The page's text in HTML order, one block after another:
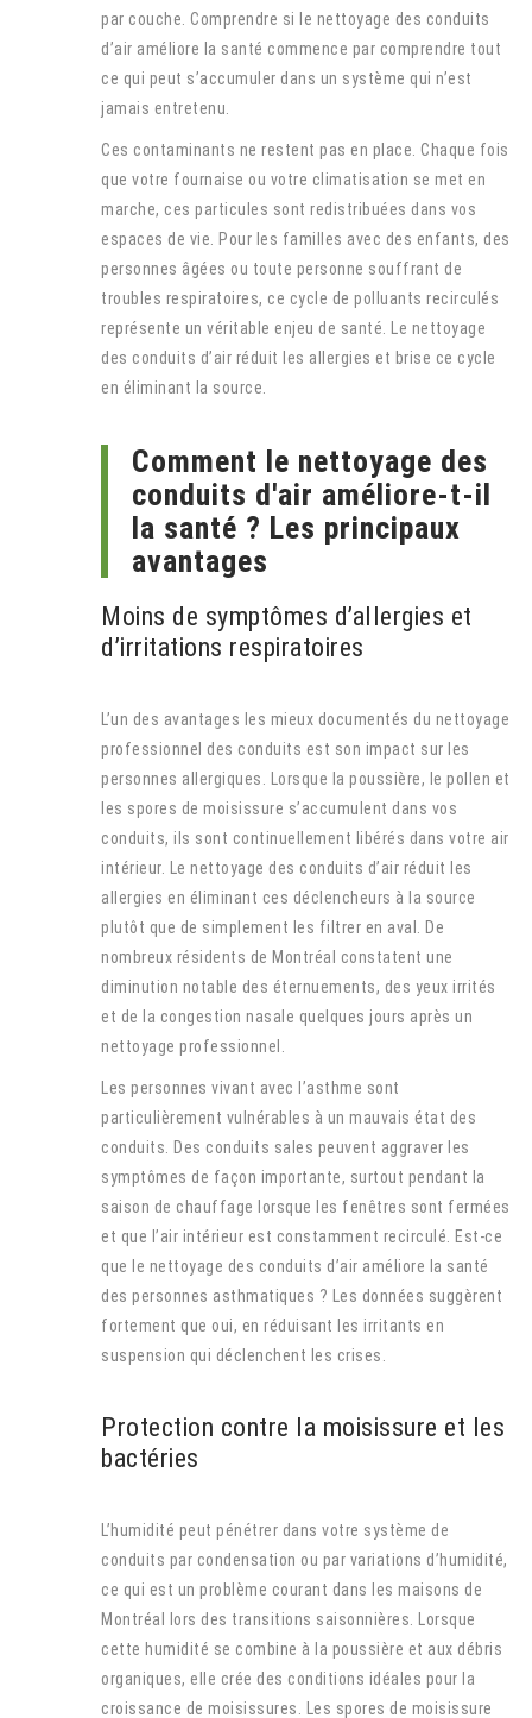
par couche. Comprendre si le nettoyage des conduits
d’air améliore la santé commence par comprendre tout
ce qui peut s’accumuler dans un système qui n’est
jamais entretenu.
Ces contaminants ne restent pas en place. Chaque fois
que votre fournaise ou votre climatisation se met en
marche, ces particules sont redistribuées dans vos
espaces de vie. Pour les familles avec des enfants, des
personnes âgées ou toute personne souffrant de
troubles respiratoires, ce cycle de polluants recirculés
représente un véritable enjeu de santé. Le nettoyage
des conduits d’air réduit les allergies et brise ce cycle
en éliminant la source.
Comment le nettoyage des
conduits d'air améliore-t-il
la santé ? Les principaux
avantages
Moins de symptômes d’allergies et
d’irritations respiratoires
L’un des avantages les mieux documentés du nettoyage
professionnel des conduits est son impact sur les
personnes allergiques. Lorsque la poussière, le pollen et
les spores de moisissure s’accumulent dans vos
conduits, ils sont continuellement libérés dans votre air
intérieur. Le nettoyage des conduits d’air réduit les
allergies en éliminant ces déclencheurs à la source
plutôt que de simplement les filtrer en aval. De
nombreux résidents de Montréal constatent une
diminution notable des éternuements, des yeux irrités
et de la congestion nasale quelques jours après un
nettoyage professionnel.
Les personnes vivant avec l’asthme sont
particulièrement vulnérables à un mauvais état des
conduits. Des conduits sales peuvent aggraver les
symptômes de façon importante, surtout pendant la
saison de chauffage lorsque les fenêtres sont fermées
et que l’air intérieur est constamment recirculé. Est-ce
que le nettoyage des conduits d’air améliore la santé
des personnes asthmatiques ? Les données suggèrent
fortement que oui, en réduisant les irritants en
suspension qui déclenchent les crises.
Protection contre la moisissure et les
bactéries
L’humidité peut pénétrer dans votre système de
conduits par condensation ou par variations d’humidité,
ce qui est un problème courant dans les maisons de
Montréal lors des transitions saisonnières. Lorsque
cette humidité se combine à la poussière et aux débris
organiques, elle crée des conditions idéales pour la
croissance de moisissures. Les spores de moisissure